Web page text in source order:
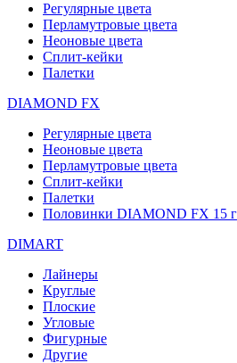
Регулярные цвета
Перламутровые цвета
Неоновые цвета
Сплит-кейки
Палетки
DIAMOND FX
Регулярные цвета
Неоновые цвета
Перламутровые цвета
Сплит-кейки
Палетки
Половинки DIAMOND FX 15
DIMART
Лайнеры
Круглые
Плоские
Угловые
Фигурные
Другие